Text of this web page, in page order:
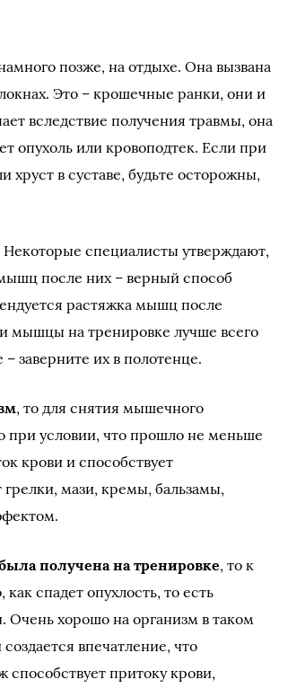
позже, на отдыхе. Она вызвана
Это – крошечные ранки, они и
вследствие получения травмы, она
опухоль или кровоподтек. Если при
в суставе, будьте осторожны,
Некоторые специалисты утверждают,
после них – верный способ
растяжка мышц после
мышцы на тренировке лучше всего
заверните их в полотенце.
, то для снятия мышечного
при условии, что прошло не меньше
крови и способствует
мази, кремы, бальзамы,
получена на тренировке, то к
спадет опухлость, то есть
Очень хорошо на организм в таком
впечатление, что
способствует притоку крови,